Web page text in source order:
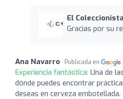
El Coleccionista
Gracias por su
Ana Navarro Publicada en
Experiencia fantástica: Una de
dónde puedes encontrar
deseas en cerveza embotellada.